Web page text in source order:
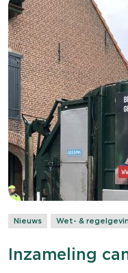
Nieuws Wet- &
Inzameling